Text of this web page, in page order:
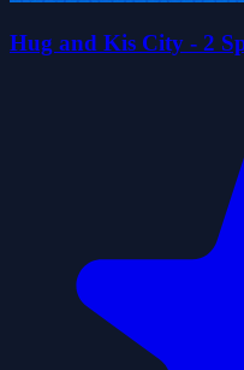
Hug and Kis City - 2